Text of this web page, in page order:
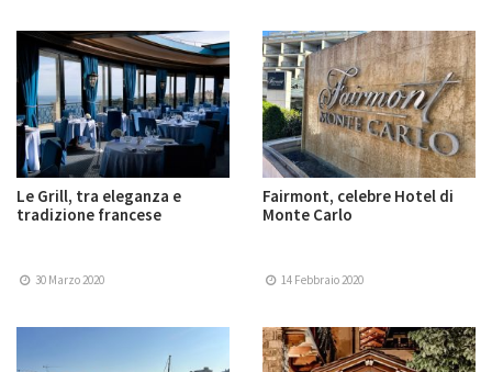
Le Grill, tra eleganza e
tradizione francese
30 Marzo 2020
Fairmont, celebre Hotel di
Monte Carlo
14 Febbraio 2020